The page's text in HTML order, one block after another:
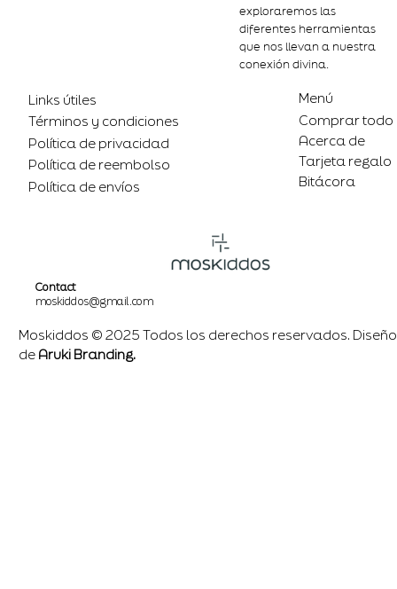
exploraremos las
diferentes herramientas
que nos llevan a nuestra
conexión divina.
Links útiles
Términos y condiciones
Política de privacidad
Política de reembolso
Política de envíos
Menú
Comprar todo
Acerca de
Tarjeta regalo
Bitácora
Contact
moskiddos@gmail.com
Moskiddos © 2025 Todos los derechos reservados. Diseño
de Aruki Branding.